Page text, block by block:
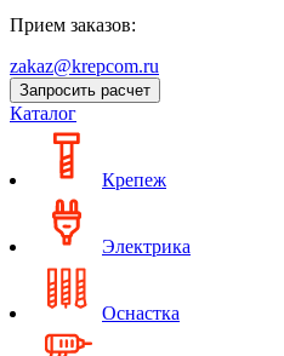
Прием заказов:
zakaz@krepcom.ru
Запросить расчет
Каталог
Крепеж
Электрика
Оснастка